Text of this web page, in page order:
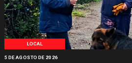
LOCAL
5 DE AGOSTO DE 2026